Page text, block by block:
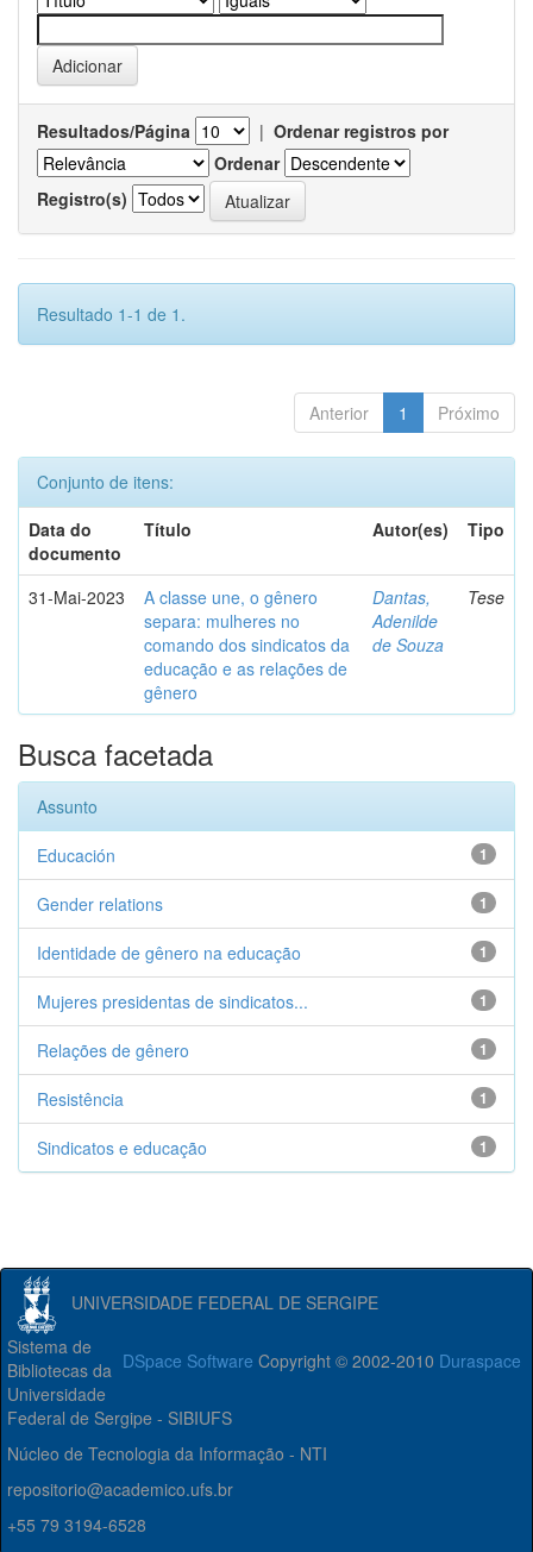
Resultados/Página | Ordenar registros por
Ordenar
Registro(s)
Resultado 1-1 de 1.
Anterior 1 Próximo
Conjunto de itens:
Data do
documento
Título Autor(es) Tipo
31-Mai-2023
A classe une, o gênero
separa: mulheres no
comando dos sindicatos da
educação e as relações de
gênero
Dantas,
Adenilde
de Souza
Tese
Busca facetada
Assunto
1
Educación
1
Gender relations
1
Identidade de gênero na educação
1
Mujeres presidentas de sindicatos...
1
Relações de gênero
1
Resistência
1
Sindicatos e educação
UNIVERSIDADE FEDERAL DE SERGIPE
DSpace Software Copyright © 2002-2010 Duraspace
Sistema de
Bibliotecas da
Universidade
Federal de Sergipe - SIBIUFS
Núcleo de Tecnologia da Informação - NTI
repositorio@academico.ufs.br
+55 79 3194-6528